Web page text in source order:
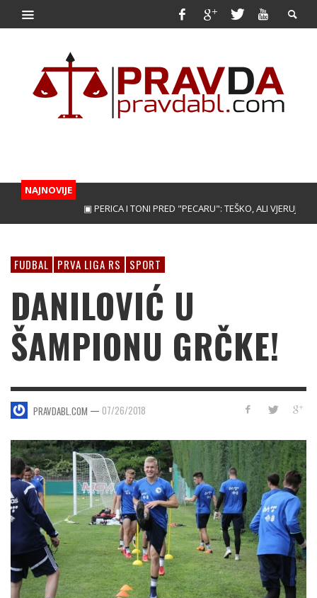
NAJNOVIJE
▣ PERICA I TONI PRED "PECARU": TEŠKO, ALI VJERUJEMO!
FUDBAL PRVA LIGA RS SPORT
DANILOVIĆ U
ŠAMPIONU GRČKE!
PRAVDABL.COM — 07/26/2018